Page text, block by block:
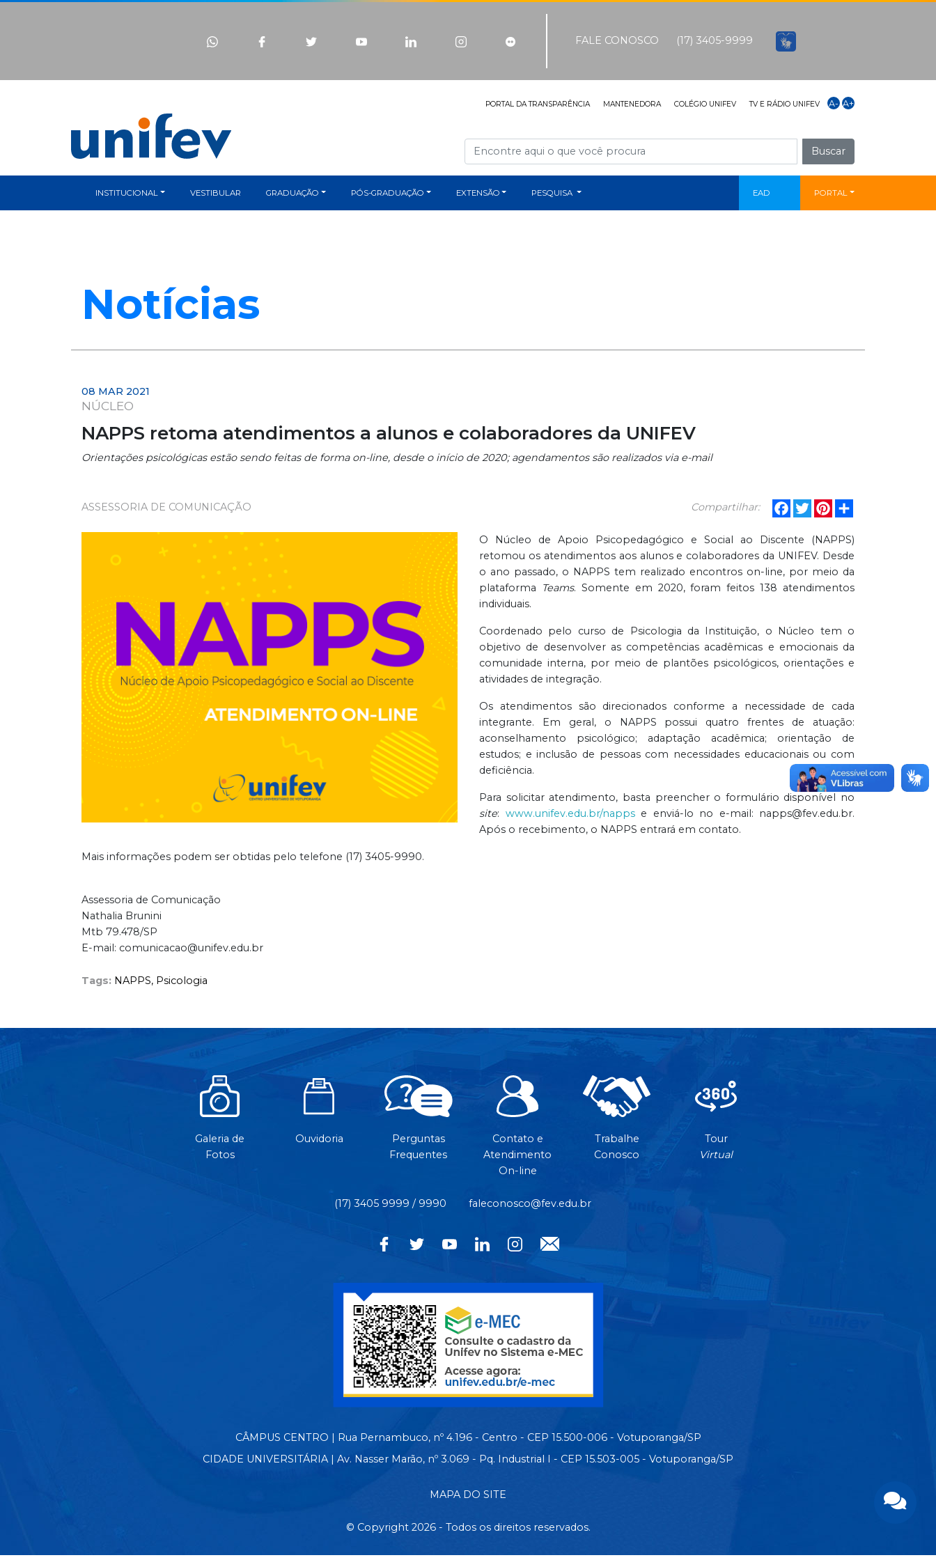
FALE CONOSCO (17) 3405-9999
PORTAL DA TRANSPARÊNCIA MANTENEDORA COLÉGIO UNIFEV TV E RÁDIO UNIFEV A- A+
Buscar
INSTITUCIONAL VESTIBULAR GRADUAÇÃO PÓS-GRADUAÇÃO EXTENSÃO PESQUISA EAD PORTAL
Notícias
08 MAR 2021
NÚCLEO
NAPPS retoma atendimentos a alunos e colaboradores da UNIFEV
Orientações psicológicas estão sendo feitas de forma on-line, desde o início de 2020; agendamentos são realizados via e-mail
Compartilhar: Facebook
TwitterPinterest
ASSESSORIA DE COMUNICAÇÃO
O Núcleo de Apoio Psicopedagógico e Social ao Discente (NAPPS)
retomou os atendimentos aos alunos e colaboradores da UNIFEV. Desde
o ano passado, o NAPPS tem realizado encontros on-line, por meio da
plataforma
Teams. Somente em 2020, foram feitos 138 atendimentos
individuais.
Coordenado pelo curso de Psicologia da Instituição, o Núcleo tem o
objetivo de desenvolver as competências acadêmicas e emocionais da
comunidade interna, por meio de plantões psicológicos, orientações e
atividades de integração.
Os atendimentos são direcionados conforme a necessidade de cada
integrante. Em geral, o NAPPS possui quatro frentes de atuação:
aconselhamento psicológico; adaptação acadêmica; orientação de
estudos; e inclusão de pessoas com necessidades educacionais ou com
deficiência.
Para solicitar atendimento, basta preencher o formulário disponível no
site: www.unifev.edu.br/nappse enviá-lo no e-mail: napps@fev.edu.br.
Após o recebimento, o NAPPS entrará em contato.
Mais informações podem ser obtidas pelo telefone (17) 3405-9990.
Assessoria de Comunicação
Nathalia Brunini
Mtb 79.478/SP
E-mail: comunicacao@unifev.edu.br
Tags: NAPPS, Psicologia
Galeria de
Fotos
Ouvidoria
Perguntas
Frequentes
Contato e
Atendimento
On-line
Trabalhe
Conosco
Tour
Virtual
(17) 3405 9999 / 9990 faleconosco@fev.edu.br
CÂMPUS CENTRO | Rua Pernambuco, nº 4.196 - Centro - CEP 15.500-006 - Votuporanga/SP
CIDADE UNIVERSITÁRIA | Av. Nasser Marão, nº 3.069 - Pq. Industrial I - CEP 15.503-005 - Votuporanga/SP
MAPA DO SITE
© Copyright 2026 - Todos os direitos reservados.